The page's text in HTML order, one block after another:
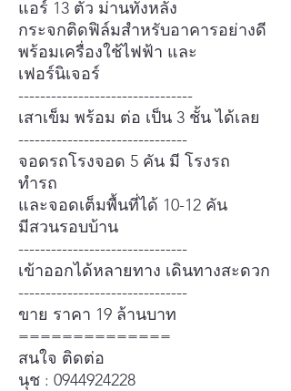
แอร์ 13 ตัว ม่านทั้งหลัง
กระจกติดฟิล์มสำหรับอาคารอย่างดี
พร้อมเครื่องใช้ไฟฟ้า และ
เฟอร์นิเจอร์
--------------------------------
เสาเข็ม พร้อม ต่อ เป็น 3 ชั้น ได้เลย
-------------------------------
จอดรถโรงจอด 5 คัน มี โรงรถ
ทำรถ
และจอดเต็มพื้นที่ได้ 10-12 คัน
มีสวนรอบบ้าน
-------------------------------
เข้าออกได้หลายทาง เดินทางสะดวก
-------------------------------
ขาย ราคา 19 ล้านบาท
==============
สนใจ ติดต่อ
นุช : 0944924228